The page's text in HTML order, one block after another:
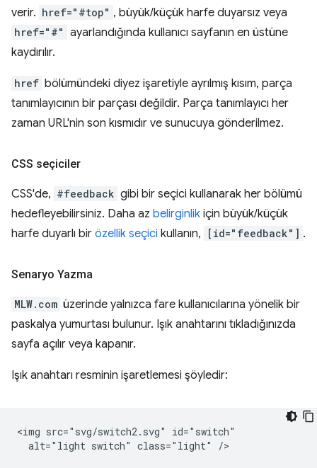
verir. href="#top" , büyük/küçük harfe duyarsız veya
href="#" ayarlandığında kullanıcı sayfanın en üstüne
kaydırılır.
href bölümündeki diyez işaretiyle ayrılmış kısım, parça
tanımlayıcının bir parçası değildir. Parça tanımlayıcı her
zaman URL'nin son kısmıdır ve sunucuya gönderilmez.
CSS seçiciler
CSS'de, #feedback gibi bir seçici kullanarak her bölümü
hedefleyebilirsiniz. Daha az belirginlik için büyük/küçük
harfe duyarlı bir özellik seçici kullanın, [id="feedback"] .
Senaryo Yazma
MLW.com üzerinde yalnızca fare kullanıcılarına yönelik bir
paskalya yumurtası bulunur. Işık anahtarını tıkladığınızda
sayfa açılır veya kapanır.
Işık anahtarı resminin işaretlemesi şöyledir:
<img src="svg/switch2.svg" id="switch"